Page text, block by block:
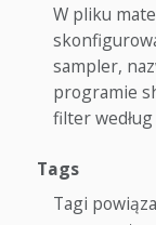
W pliku
sampler,
programie
filter
Tags
Tagi